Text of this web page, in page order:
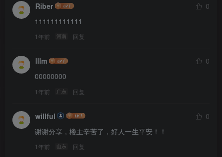
Riber
0
111111111111
1年前 河南 回复
lllm
0
00000000
1年前 广东 回复
willful
0
谢谢分享，楼主辛苦了，好人一生平安！！
1年前 山东 回复